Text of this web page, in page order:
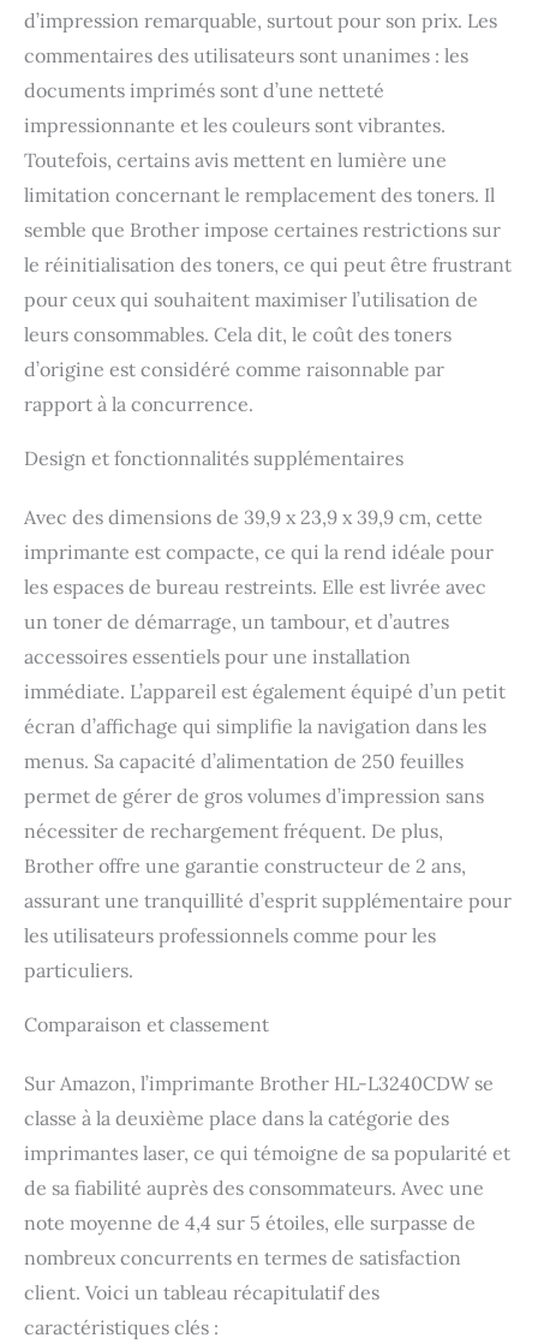
d’impression remarquable, surtout pour son prix. Les
commentaires des utilisateurs sont unanimes : les
documents imprimés sont d’une netteté
impressionnante et les couleurs sont vibrantes.
Toutefois, certains avis mettent en lumière une
limitation concernant le remplacement des toners. Il
semble que Brother impose certaines restrictions sur
le réinitialisation des toners, ce qui peut être frustrant
pour ceux qui souhaitent maximiser l’utilisation de
leurs consommables. Cela dit, le coût des toners
d’origine est considéré comme raisonnable par
rapport à la concurrence.
Design et fonctionnalités supplémentaires
Avec des dimensions de 39,9 x 23,9 x 39,9 cm, cette
imprimante est compacte, ce qui la rend idéale pour
les espaces de bureau restreints. Elle est livrée avec
un toner de démarrage, un tambour, et d’autres
accessoires essentiels pour une installation
immédiate. L’appareil est également équipé d’un petit
écran d’affichage qui simplifie la navigation dans les
menus. Sa capacité d’alimentation de 250 feuilles
permet de gérer de gros volumes d’impression sans
nécessiter de rechargement fréquent. De plus,
Brother offre une garantie constructeur de 2 ans,
assurant une tranquillité d’esprit supplémentaire pour
les utilisateurs professionnels comme pour les
particuliers.
Comparaison et classement
Sur Amazon, l’imprimante Brother HL-L3240CDW se
classe à la deuxième place dans la catégorie des
imprimantes laser, ce qui témoigne de sa popularité et
de sa fiabilité auprès des consommateurs. Avec une
note moyenne de 4,4 sur 5 étoiles, elle surpasse de
nombreux concurrents en termes de satisfaction
client. Voici un tableau récapitulatif des
caractéristiques clés :